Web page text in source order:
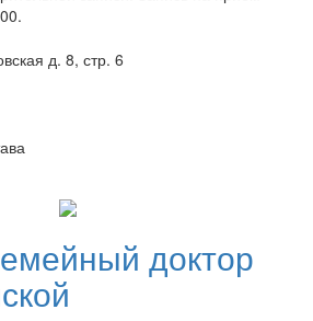
д. 8, стр. 6
доктор